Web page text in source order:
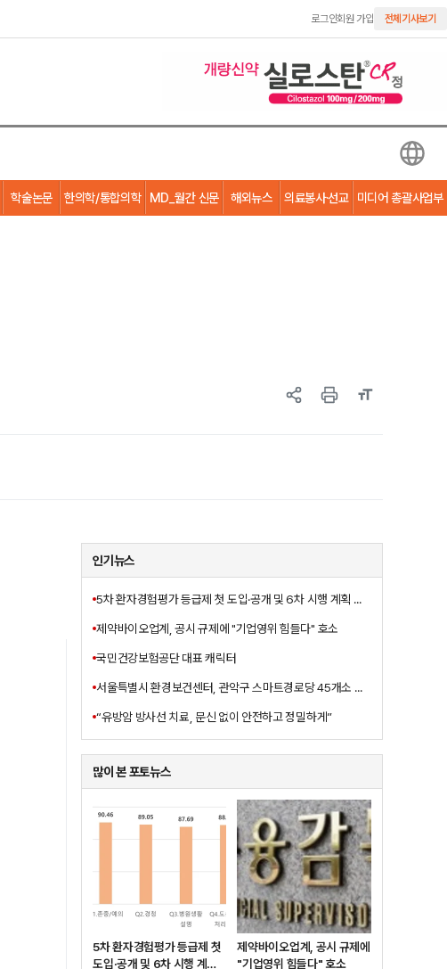
로그인회원 가입 전체기사보기
학술논문 한의학/통합의학 MD_월간 신문 해외뉴스 의료봉사·선교 미디어 총괄사업부
인기뉴스
5차 환자경험평가 등급제 첫 도입·공개 및 6차 시행 계획 발표
제약바이오업계, 공시 규제에 "기업영위 힘들다" 호소
국민건강보험공단 대표 캐릭터
서울특별시 환경보건센터, 관악구 스마트경로당 45개소 대상
“유방암 방사선 치료, 문신 없이 안전하고 정밀하게”
많이 본 포토뉴스
5차 환자경험평가 등급제 첫
도입·공개 및 6차 시행 계획
제약바이오업계, 공시 규제에
"기업영위 힘들다" 호소